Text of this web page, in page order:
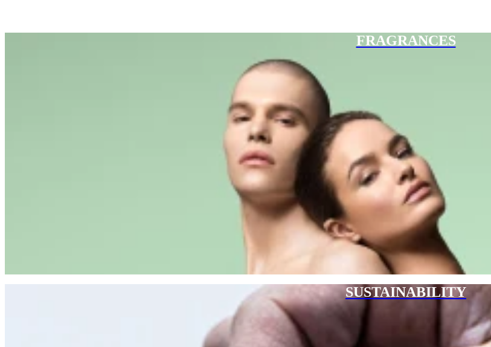
FRAGRANCES
SUSTAINABILITY